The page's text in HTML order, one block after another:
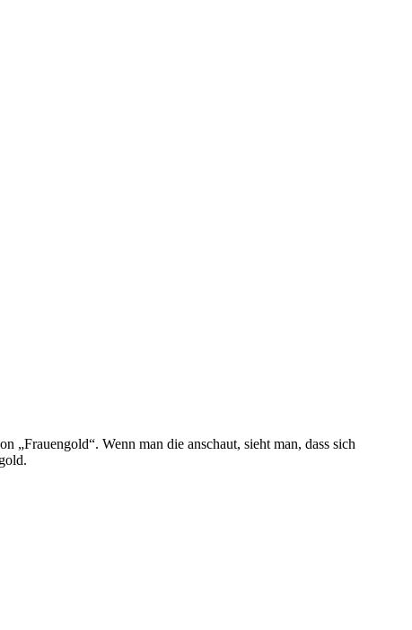
„Frauengold“. Wenn man die anschaut, sieht man, dass sich